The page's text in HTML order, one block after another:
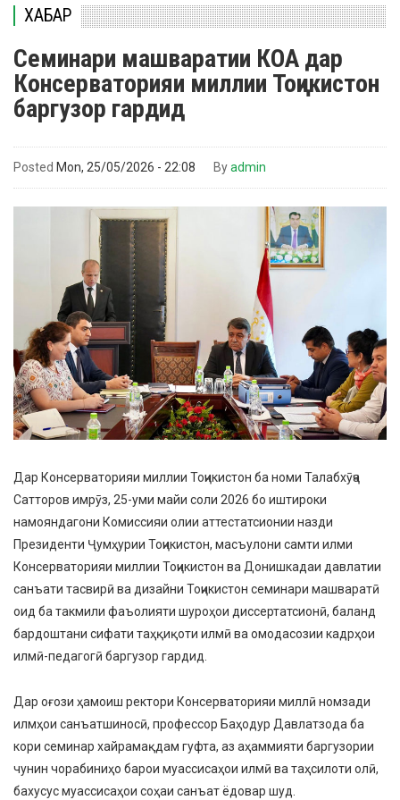
ХАБАР
Семинари машваратии КОА дар
Консерваторияи миллии Тоҷикистон
баргузор гардид
Posted Mon, 25/05/2026 - 22:08 Byadmin
Дар Консерваторияи миллии Тоҷикистон ба номи Талабхӯҷа
Сатторов имрӯз, 25-уми майи соли 2026 бо иштироки
намояндагони Комиссияи олии аттестатсионии назди
Президенти Ҷумҳурии Тоҷикистон, масъулони самти илми
Консерваторияи миллии Тоҷикистон ва Донишкадаи давлатии
санъати тасвирӣ ва дизайни Тоҷикистон семинари машваратӣ
оид ба такмили фаъолияти шуроҳои диссертатсионӣ, баланд
бардоштани сифати таҳқиқоти илмӣ ва омодасозии кадрҳои
илмӣ-педагогӣ баргузор гардид.
Дар оғози ҳамоиш ректори Консерваторияи миллӣ номзади
илмҳои санъатшиносӣ, профессор Баҳодур Давлатзода ба
кори семинар хайрамақдам гуфта, аз аҳаммияти баргузории
чунин чорабиниҳо барои муассисаҳои илмӣ ва таҳсилоти олӣ,
бахусус муассисаҳои соҳаи санъат ёдовар шуд.